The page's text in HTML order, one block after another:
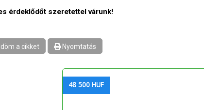
érdeklődőt szeretettel várunk!
a cikket Nyomtatás
48 500 HUF